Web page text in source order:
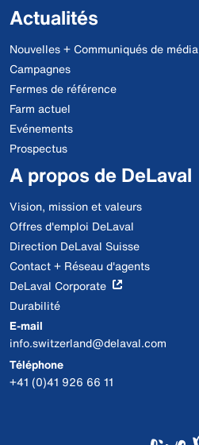
Actualités
Nouvelles + Communiqués de média
Campagnes
Fermes de référence
Farm actuel
Evénements
Prospectus
A propos de DeLaval
Vision, mission et valeurs
Offres d'emploi DeLaval
Direction DeLaval Suisse
Contact + Réseau d'agents
DeLaval Corporate
Durabilité
E-mail
info.switzerland@delaval.com
Téléphone
+41 (0)41 926 66 11